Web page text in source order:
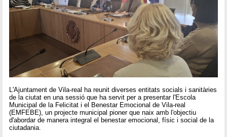
L'Ajuntament de Vila-real ha reunit diverses entitats socials i sanitàries
de la ciutat en una sessió que ha servit per a presentar l'Escola
Municipal de la Felicitat i el Benestar Emocional de Vila-real
(EMFEBE), un projecte municipal pioner que naix amb l'objectiu
d'abordar de manera integral el benestar emocional, físic i social de la
ciutadania.